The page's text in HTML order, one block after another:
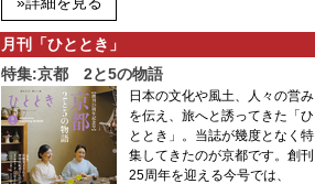
月刊「ひととき」
特集:京都 2と5の物語
日本の文化や風土、人々の営み
を伝え、旅へと誘ってきた「ひ
ととき」。当誌が幾度となく特
集してきたのが京都です。創刊
25周年を迎える今号では、